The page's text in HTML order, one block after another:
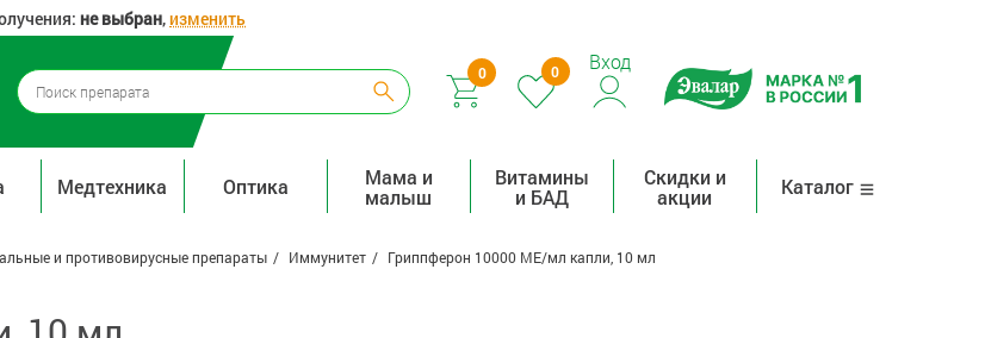
не выбран,изменить
0 0 Вход
Медтехника Оптика
Мама и
малыш
Витамины
и БАД
Скидки и
акции
Каталог
и противовирусные препараты Иммунитет Гриппферон 10000 МЕ/мл капли, 10 мл